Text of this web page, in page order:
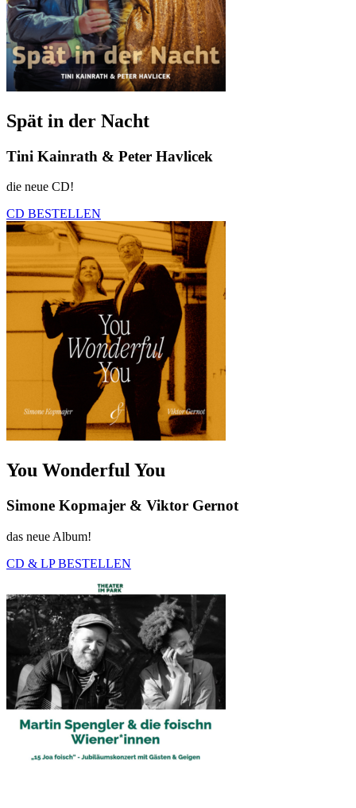
Spät in der Nacht
Tini Kainrath & Peter Havlicek
die neue CD!
CD BESTELLEN
You Wonderful You
Simone Kopmajer & Viktor Gernot
das neue Album!
CD & LP BESTELLEN